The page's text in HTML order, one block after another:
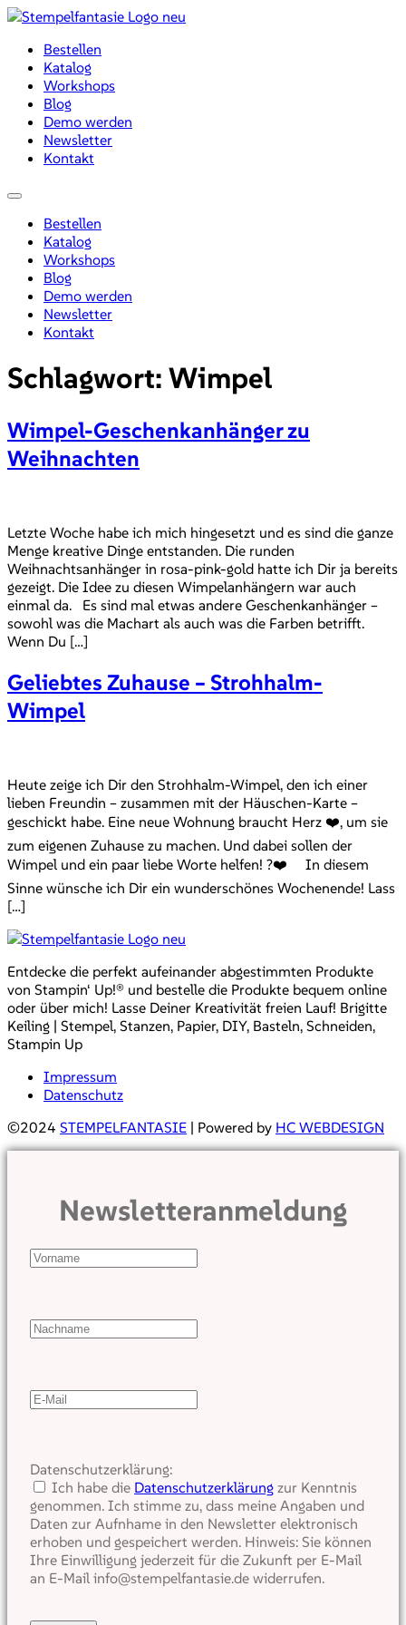
Zum
wechselnBestellen
Katalog
Workshops
Blog
Demo werden
Newsletter
Kontakt
Menü
Bestellen
Katalog
Workshops
Blog
Demo werden
Newsletter
Kontakt
Schlagwort: Wimpel
Wimpel-Geschenkanhänger zu
Weihnachten
Letzte Woche habe ich mich hingesetzt und es sind die ganze
Menge kreative Dinge entstanden. Die runden
Weihnachtsanhänger in rosa-pink-gold hatte ich Dir ja bereits
gezeigt. Die Idee zu diesen Wimpelanhängern war auch
einmal da. Es sind mal etwas andere Geschenkanhänger –
sowohl was die Machart als auch was die Farben betrifft.
Wenn Du […]
Geliebtes Zuhause – Strohhalm-
Wimpel
Heute zeige ich Dir den Strohhalm-Wimpel, den ich einer
lieben Freundin – zusammen mit der Häuschen-Karte –
geschickt habe. Eine neue Wohnung braucht Herz ❤️, um sie
zum eigenen Zuhause zu machen. Und dabei sollen der
Wimpel und ein paar liebe Worte helfen! ?❤️ In diesem
Sinne wünsche ich Dir ein wunderschönes Wochenende! Lass
[…]
Entdecke die perfekt aufeinander abgestimmten Produkte
von Stampin‘ Up!® und bestelle die Produkte bequem online
oder über mich! Lasse Deiner Kreativität freien Lauf! Brigitte
Keiling | Stempel, Stanzen, Papier, DIY, Basteln, Schneiden,
Stampin Up
Impressum
Datenschutz
©2024 STEMPELFANTASIE | Powered by HC WEBDESIGN
Newsletteranmeldung
Datenschutzerklärung:
Ich habe die Datenschutzerklärung zur Kenntnis
genommen. Ich stimme zu, dass meine Angaben und
Daten zur Aufnhame in den Newsletter elektronisch
erhoben und gespeichert werden. Hinweis: Sie können
Ihre Einwilligung jederzeit für die Zukunft per E-Mail
an E-Mail info@stempelfantasie.de widerrufen.